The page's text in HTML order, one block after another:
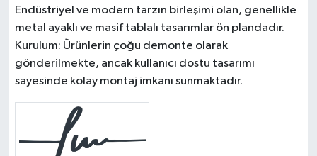
Endüstriyel ve modern tarzın birleşimi olan, genellikle
metal ayaklı ve masif tablalı tasarımlar ön plandadır.
Kurulum: Ürünlerin çoğu demonte olarak
gönderilmekte, ancak kullanıcı dostu tasarımı
sayesinde kolay montaj imkanı sunmaktadır.